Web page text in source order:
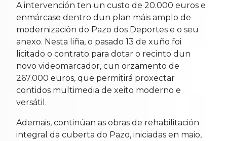
A intervención ten un custo de 20.000 euros e
enmárcase dentro dun plan máis amplo de
modernización do Pazo dos Deportes e o seu
anexo. Nesta liña, o pasado 13 de xuño foi
licitado o contrato para dotar o recinto dun
novo videomarcador, cun orzamento de
267.000 euros, que permitirá proxectar
contidos multimedia de xeito moderno e
versátil.
Ademais, continúan as obras de rehabilitación
integral da cuberta do Pazo, iniciadas en maio,